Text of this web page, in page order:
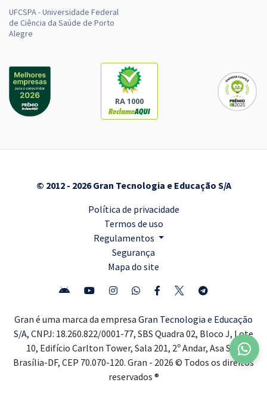
UFCSPA - Universidade Federal
de Ciência da Saúde de Porto
Alegre
RA 1000
© 2012 - 2026 Gran Tecnologia e Educação S/A
Política de privacidade
Termos de uso
Regulamentos
Segurança
Mapa do site
Gran é uma marca da empresa Gran Tecnologia e Educação
S/A, CNPJ: 18.260.822/0001-77, SBS Quadra 02, Bloco J, Lote
10, Edifício Carlton Tower, Sala 201, 2º Andar, Asa Sul,
Brasília-DF, CEP 70.070-120. Gran - 2026 © Todos os direitos
reservados ®